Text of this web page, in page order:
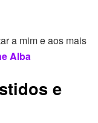
a mim e aos mais
Alba
e